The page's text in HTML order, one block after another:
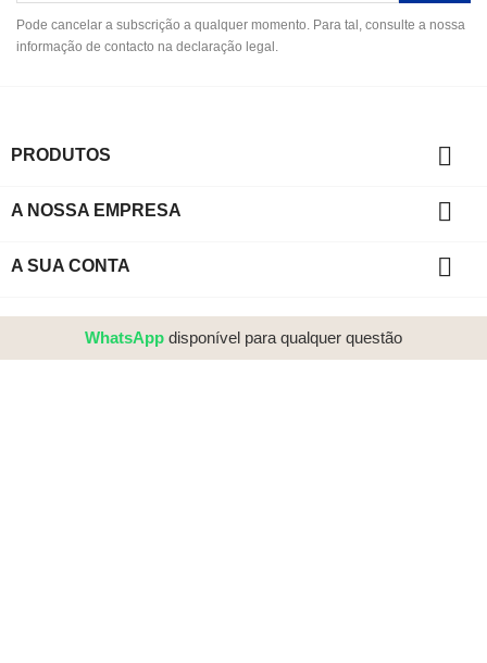
Pode cancelar a subscrição a qualquer momento. Para tal, consulte a nossa
informação de contacto na declaração legal.
PRODUTOS 
A NOSSA EMPRESA 
A SUA CONTA 
WhatsApp disponível para qualquer questão